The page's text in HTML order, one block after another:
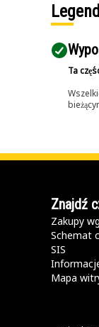
Ta
Znajdź
Zakupy
Schemat
SIS
Mapa